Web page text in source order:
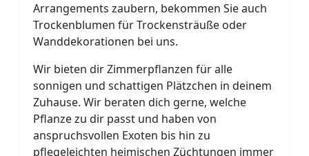
Arrangements zaubern, bekommen Sie auch
Trockenblumen für Trockensträuße oder
Wanddekorationen bei uns.
Wir bieten dir Zimmerpflanzen für alle
sonnigen und schattigen Plätzchen in deinem
Zuhause. Wir beraten dich gerne, welche
Pflanze zu dir passt und haben von
anspruchsvollen Exoten bis hin zu
pflegeleichten heimischen Züchtungen immer